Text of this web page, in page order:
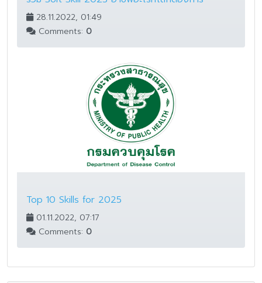
28.11.2022, 01:49
Comments: 0
Top 10 Skills for 2025
01.11.2022, 07:17
Comments: 0